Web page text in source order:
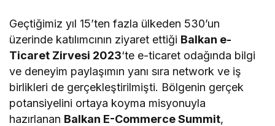
Geçtiğimiz yıl 15’ten fazla ülkeden 530’un
üzerinde katılımcının ziyaret ettiği Balkan e-
Ticaret Zirvesi 2023‘te e-ticaret odağında bilgi
ve deneyim paylaşımın yanı sıra network ve iş
birlikleri de gerçekleştirilmişti. Bölgenin gerçek
potansiyelini ortaya koyma misyonuyla
hazırlanan Balkan E-Commerce Summit,